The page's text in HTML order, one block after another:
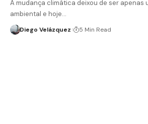
A mudança climática deixou de ser apenas
ambiental e hoje…
Diego Velázquez 5 Min Read